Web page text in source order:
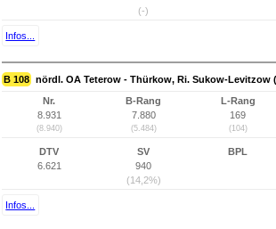
(-)
Infos...
B 108 nördl. OA Teterow - Thürkow, Ri. Sukow-Levitzow
Nr.
8.931
(8.940)
B-Rang
7.880
(5.484)
L-Rang
169
(104)
DTV
6.621
SV
940
(14,2%)
BPL
Infos...